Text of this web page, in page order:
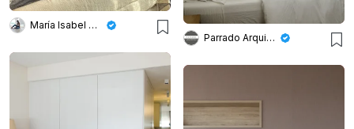
María Isabel Wetzel
Parrado Arquitectura